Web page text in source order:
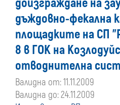
доизграждане на
дъждовно-фекална
площадките на СП
8 в ГОК на
отводнителна
Валидна от: 11.11.2009
Валидна до: 24.11.2009